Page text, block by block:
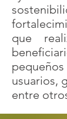
que
usuarios,
entre